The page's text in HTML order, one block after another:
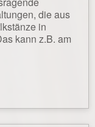
die aus
in
kann z.B. am